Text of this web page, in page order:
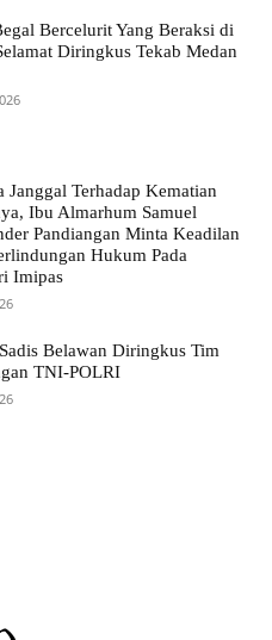
Bercelurit Yang Beraksi di
Diringkus Tekab Medan
Janggal Terhadap Kematian
Ibu Almarhum Samuel
Pandiangan Minta Keadilan
Hukum Pada
Imipas
Belawan Diringkus Tim
TNI-POLRI